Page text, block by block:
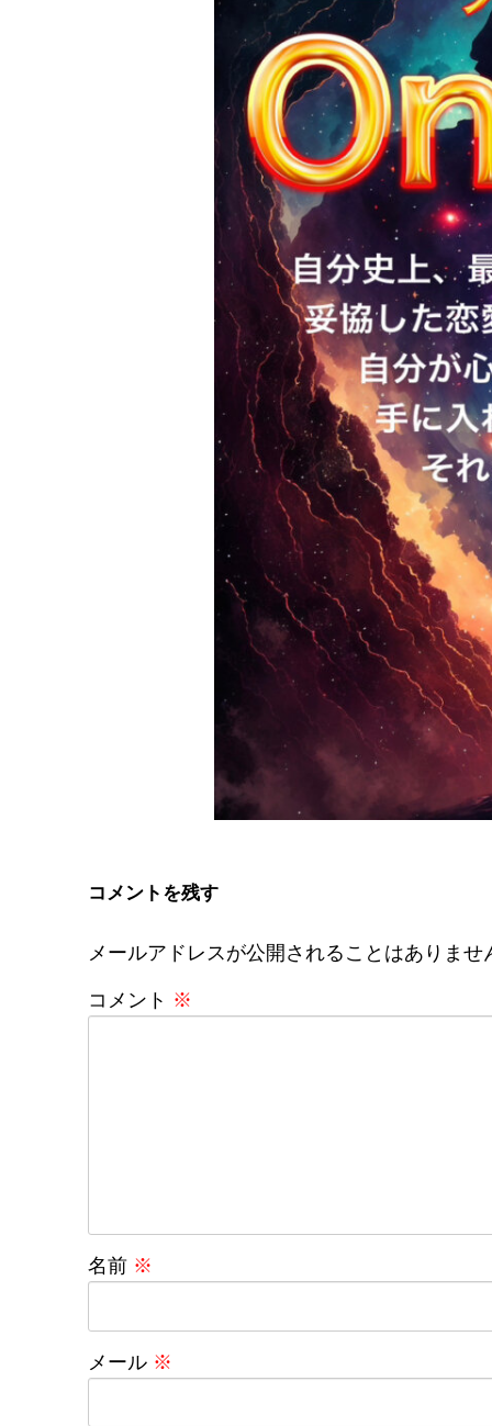
コメントを残す
メールアドレスが公開されることはありませ
コメント ※
名前 ※
メール ※